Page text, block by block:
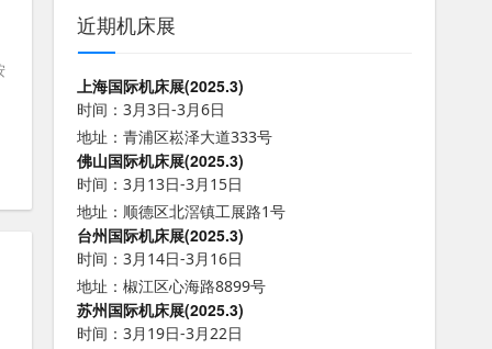
近期机床展
上海国际机床展(2025.3)
时间：3月3日-3月6日
地址：青浦区崧泽大道333号
佛山国际机床展(2025.3)
时间：3月13日-3月15日
地址：顺德区北滘镇工展路1号
台州国际机床展(2025.3)
时间：3月14日-3月16日
地址：椒江区心海路8899号
苏州国际机床展(2025.3)
时间：3月19日-3月22日